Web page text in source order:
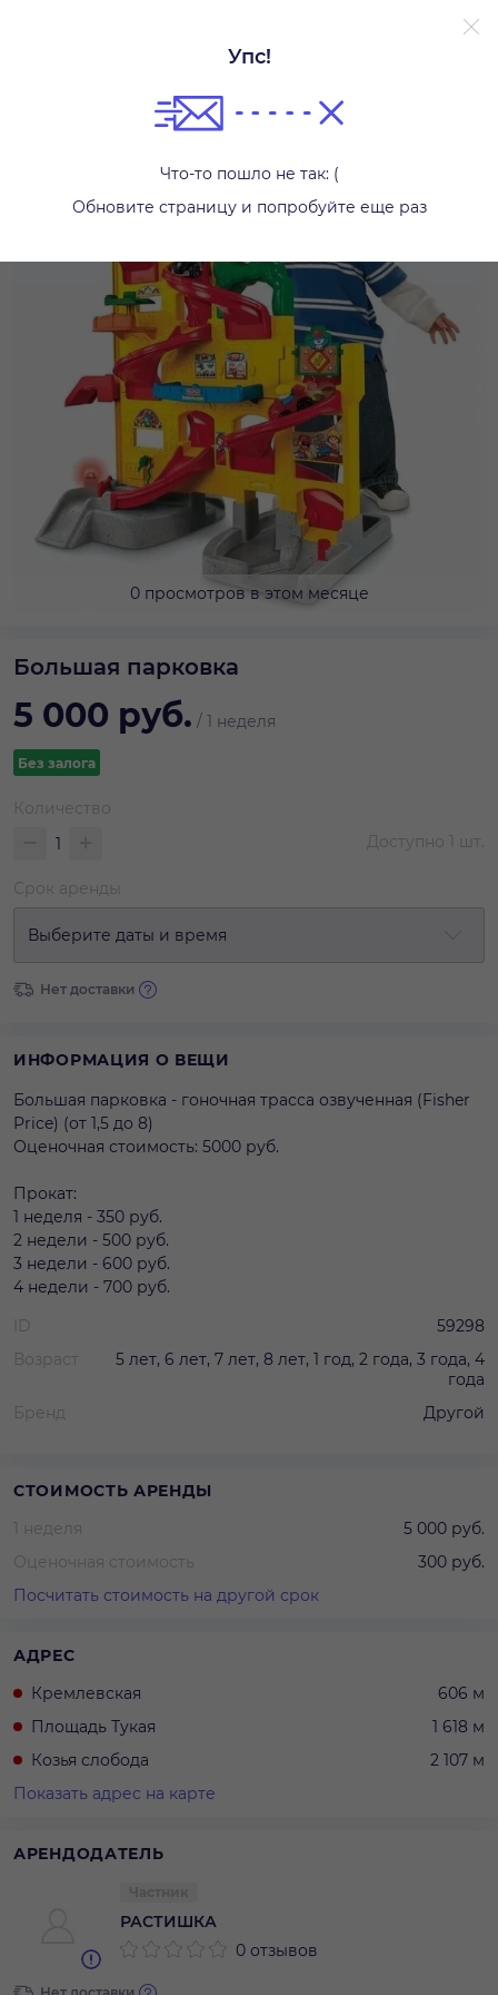
Упс!
Что-то пошло не так: (
Обновите страницу и попробуйте еще раз
0 просмотров в этом месяце
Большая парковка
5 000 руб. / 1 неделя
Без залога
Количество
Доступно 1 шт.
Срок аренды
Выберите даты и время
Нет доставки
ИНФОРМАЦИЯ О ВЕЩИ
Большая парковка - гоночная трасса озвученная (Fisher
Price) (от 1,5 до 8)
Оценочная стоимость: 5000 руб.
Прокат:
1 неделя - 350 руб.
2 недели - 500 руб.
3 недели - 600 руб.
4 недели - 700 руб.
ID
59298
Возраст
5 лет, 6 лет, 7 лет, 8 лет, 1 год, 2 года, 3 года, 4
года
Бренд
Другой
СТОИМОСТЬ АРЕНДЫ
1 неделя
5 000 руб.
Оценочная стоимость
300 руб.
Посчитать стоимость на другой срок
АДРЕС
Кремлевская
606 м
Площадь Тукая
1 618 м
Козья слобода
2 107 м
Показать адрес на карте
АРЕНДОДАТЕЛЬ
РАСТИШКА
0 отзывов